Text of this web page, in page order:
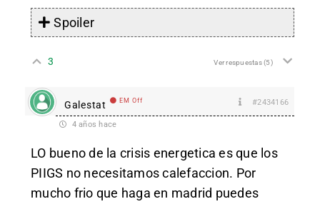
Spoiler
3 Ver respuestas(5)
Galestat EM Off #2434166
4 años hace
LO bueno de la crisis energetica es que los
PIIGS no necesitamos calefaccion. Por
mucho frio que haga en madrid puedes